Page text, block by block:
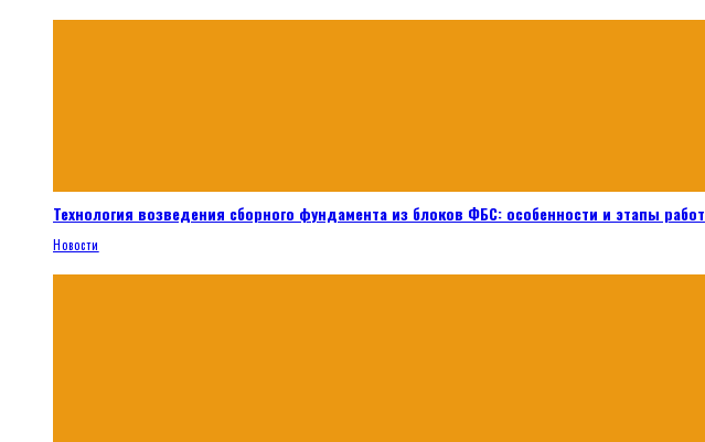
Технология возведения сборного фундамента из блоков ФБС: особенности и этапы работ
Новости